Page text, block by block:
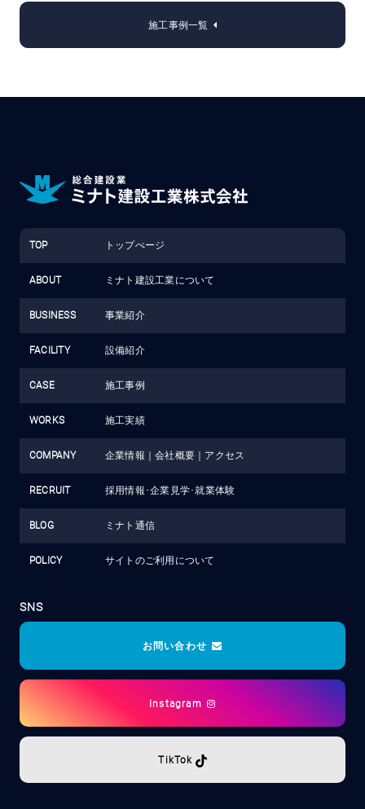
施工事例一覧
TOP トップぺージ
ABOUT ミナト建設工業について
BUSINESS 事業紹介
FACILITY 設備紹介
CASE 施工事例
WORKS 施工実績
COMPANY 企業情報 ｜会社概要 ｜ アクセス
RECRUIT 採用情報･企業見学･就業体験
BLOG ミナト通信
POLICY サイトのご利用について
SNS
お問い合わせ
Instagram
TikTok